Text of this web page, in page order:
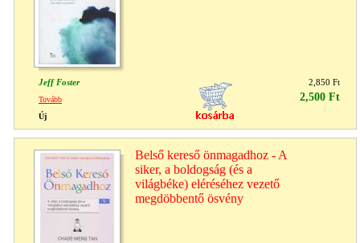
Jeff Foster 2,850 Ft
2,500 Ft
Tovább
Új
Belső kereső önmagadhoz - A
siker, a boldogság (és a
világbéke) eléréséhez vezető
megdöbbentő ösvény